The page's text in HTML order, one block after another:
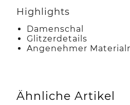
Highlights
Damenschal
Glitzerdetails
Angenehmer
Ähnliche Artikel